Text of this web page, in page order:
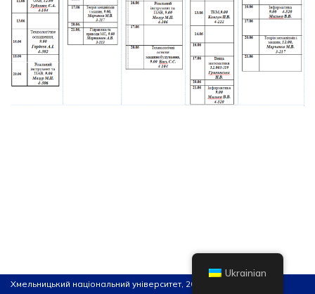
Хмельницький національний університет, 2026
Ukrainian